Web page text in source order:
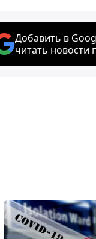
Добавить в
читать новости